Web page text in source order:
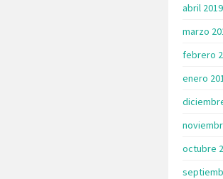
abril 2019
marzo
febrero
enero
octubre